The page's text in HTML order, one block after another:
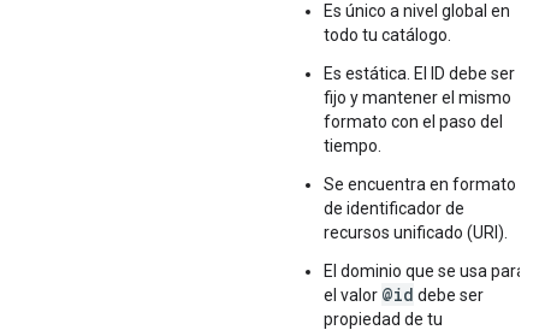
Es único a nivel global en
todo tu catálogo.
Es estática. El ID debe ser
fijo y mantener el mismo
formato con el paso del
tiempo.
Se encuentra en formato
de identificador de
recursos unificado (URI).
El dominio que se usa para
el valor @id debe ser
propiedad de tu